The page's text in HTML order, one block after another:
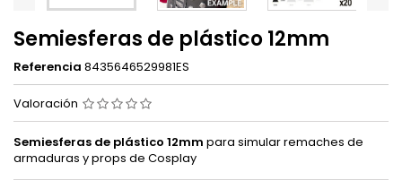
Semiesferas de plástico 12mm
Referencia 8435646529981ES
Valoración
Semiesferas de plástico 12mm para simular remaches de
armaduras y props de Cosplay